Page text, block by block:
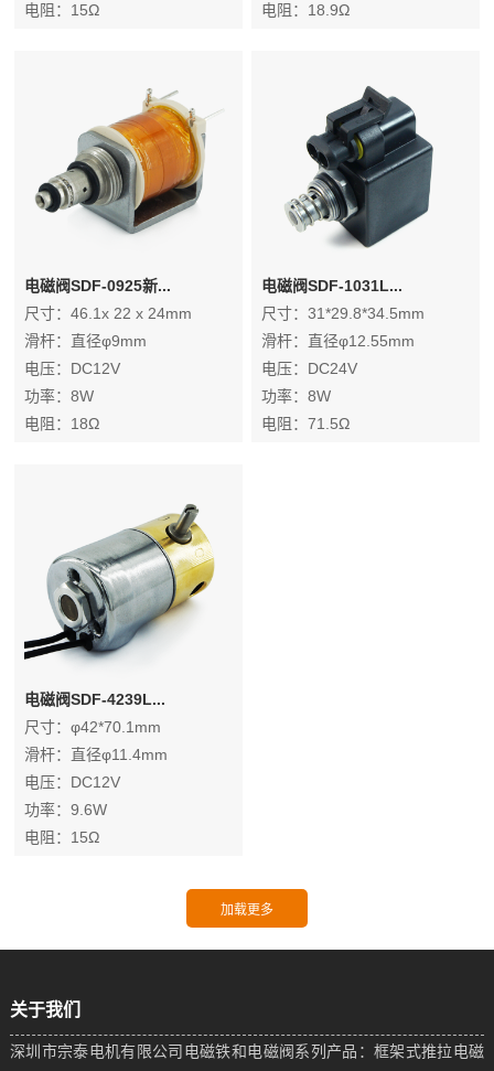
电阻：15Ω
寿命：≥30万次
工作循环：100%连续通电
电阻：18.9Ω
介质：氧气 空气
工作循环：100%连续通电(6V)
电磁阀SDF-0925新...
尺寸：46.1x 22 x 24mm
滑杆：直径φ9mm
电压：DC12V
功率：8W
电阻：18Ω
工作循环：50%通断比
电磁阀SDF-1031L...
尺寸：31*29.8*34.5mm
滑杆：直径φ12.55mm
电压：DC24V
功率：8W
电阻：71.5Ω
电磁阀SDF-4239L...
尺寸：φ42*70.1mm
滑杆：直径φ11.4mm
电压：DC12V
功率：9.6W
电阻：15Ω
工作循环：100%连续通电
关于我们
深圳市宗泰电机有限公司电磁铁和电磁阀系列产品：框架式推拉电磁